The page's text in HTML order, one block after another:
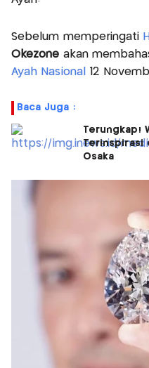
Sebelum memperingati
Okezone akan
Ayah Nasional
12
Baca Juga :
Terungkap!
Terinspirasi
Osaka